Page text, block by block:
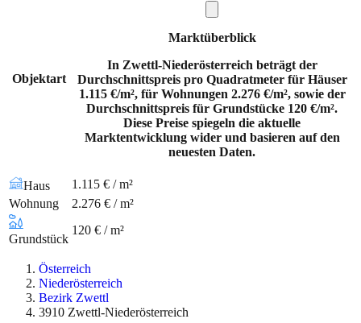
Objektart
Marktüberblick
In Zwettl-Niederösterreich beträgt der
Durchschnittspreis pro Quadratmeter für Häuser
1.115 €/m², für Wohnungen 2.276 €/m², sowie der
Durchschnittspreis für Grundstücke 120 €/m².
Diese Preise spiegeln die aktuelle
Marktentwicklung wider und basieren auf den
neuesten Daten.
Haus
1.115 € / m²
Wohnung
2.276 € / m²
Grundstück
120 € / m²
Österreich
Niederösterreich
Bezirk Zwettl
3910 Zwettl-Niederösterreich